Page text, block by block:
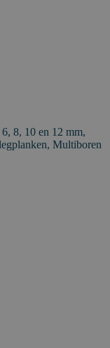
8, 10 en 12 mm,
Multiboren